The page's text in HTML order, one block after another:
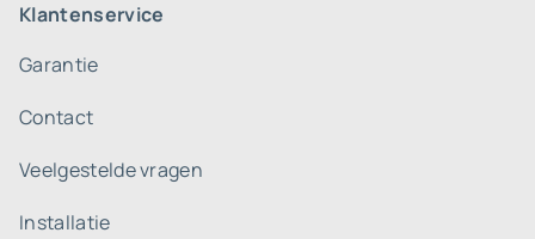
Klantenservice
Garantie
Contact
Veelgestelde vragen
Installatie